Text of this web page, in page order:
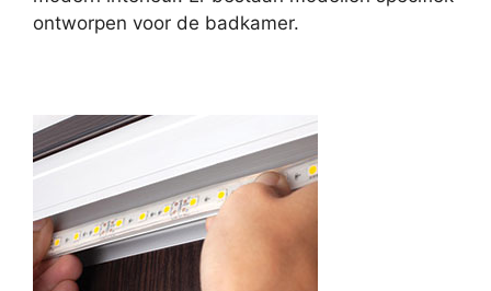
ontworpen voor de badkamer.